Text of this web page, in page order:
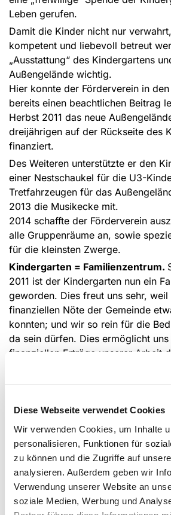
Diese Webseite verwendet Cookies
Wir verwenden Cookies, um Inhalte
personalisieren, Funktionen für
zu können und die Zugriffe auf
analysieren. Außerdem geben wir
Verwendung unserer Website an
soziale Medien, Werbung und
Leben gerufen.
Damit die Kinder nicht nur
kompetent und liebevoll betreut
„Ausstattung“ des Kindergartens
Außengelände wichtig.
Hier konnte der Förderverein in
bereits einen beachtlichen Beitrag
Herbst 2011 das neue
dreijährigen auf der Rückseite des
finanziert.
Des Weiteren unterstützte er den
einer Nestschaukel für die U3-
Tretfahrzeugen für das
2013 die Musikecke mit.
2014 schaffte der Förderverein
alle Gruppenräume an, sowie
für die kleinsten Zwerge.
Kindergarten = Familienzentrum.
2011 ist der Kindergarten nun ein
geworden. Dies freut uns sehr,
finanziellen Nöte der Gemeinde
konnten; und wir so rein für die
da sein dürfen. Dies ermöglicht
finanziellen Erträge unserer Arbeit
Unsere Arbeit setzt sich bisher
von Familie Morhenne
Dem Bauern und
passend zum Thema
Dem
Gemeindewiese